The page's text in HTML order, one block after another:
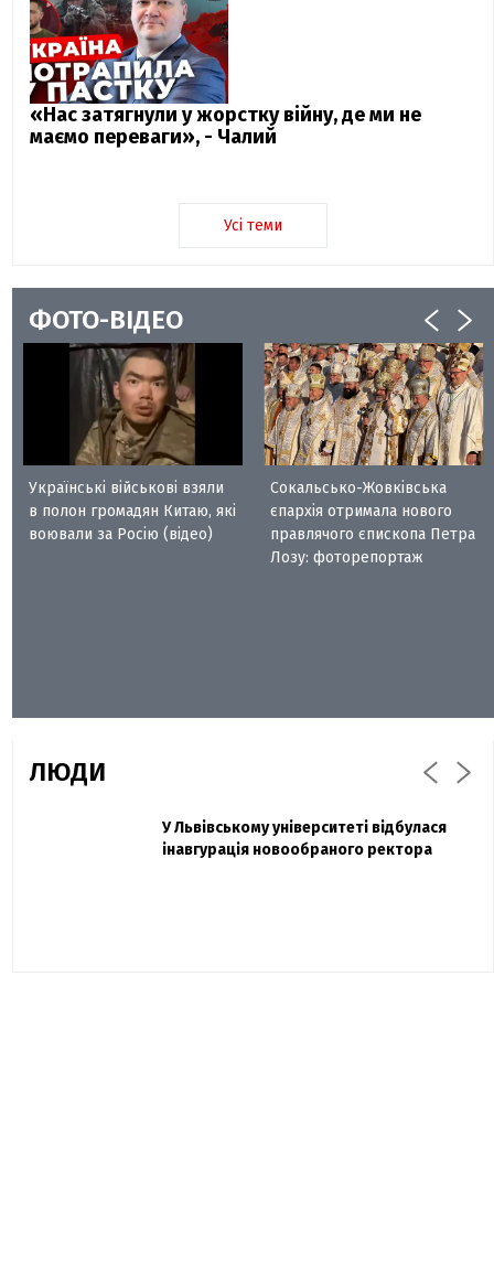
«Нас затягнули у жорстку війну, де ми не
маємо переваги», - Чалий
Усі теми
ФОТО-ВІДЕО
Українські військові взяли
в полон громадян Китаю, які
воювали за Росію (відео)
Сокальсько-Жовківська
єпархія отримала нового
правлячого єпископа Петра
Лозу: фоторепортаж
ЛЮДИ
Павло Дак
«Час не лікує, лише притуплює біль»:
Захисник "Азовсталі" Діанов вдруге
одружився та показав фото з весілля
У Львівському університеті відбулася
інавгурація новообраного ректора